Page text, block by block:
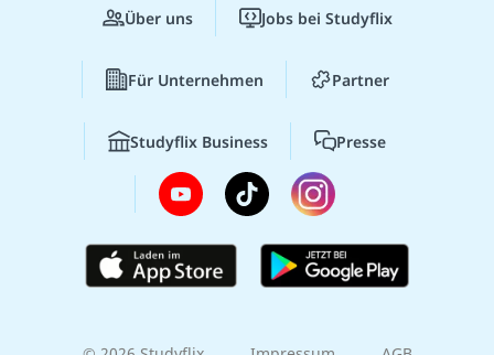
Über uns Jobs bei Studyflix
Für Unternehmen Partner
Studyflix Business Presse